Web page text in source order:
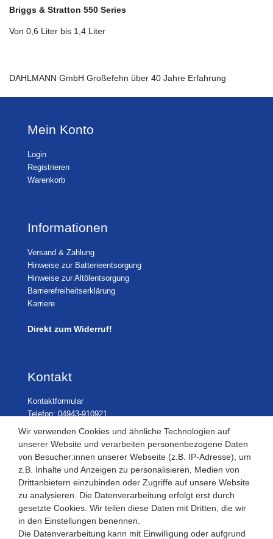
Briggs & Stratton 550 Series
Von 0,6 Liter bis 1,4 Liter
DAHLMANN GmbH Großefehn über 40 Jahre Erfahrung
Mein Konto
Login
Registrieren
Warenkorb
Informationen
Versand & Zahlung
Hinweise zur Batterieentsorgung
Hinweise zur Altölentsorgung
Barrierefreiheitserklärung
Karriere
Direkt zum Widerruf!
Kontakt
Kontaktformular
Telefon: 04943-910921
Laden Öffnungszeiten
Montag - Freitag
08:30 - 12:30 und 13.00 - 17.30 Uhr
Samstags
08:30 bis 12:30 Uhr
Wir verwenden Cookies und ähnliche Technologien auf
unserer Website und verarbeiten personenbezogene Daten
von Besucher:innen unserer Webseite (z.B. IP-Adresse), um
z.B. Inhalte und Anzeigen zu personalisieren, Medien von
Drittanbietern einzubinden oder Zugriffe auf unsere Website
zu analysieren. Die Datenverarbeitung erfolgt erst durch
gesetzte Cookies. Wir teilen diese Daten mit Dritten, die wir
in den Einstellungen benennen.
Die Datenverarbeitung kann mit Einwilligung oder aufgrund